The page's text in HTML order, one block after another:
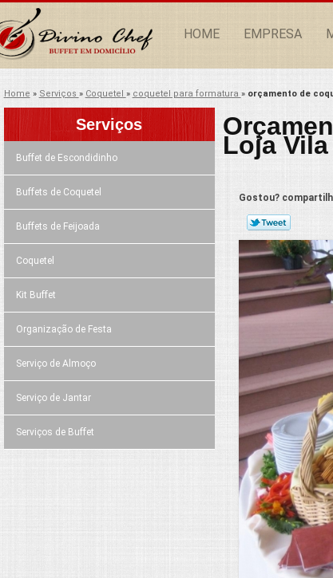
HOME EMPRESA
Home » Serviços » Coquetel » coquetel para formatura » orçamento de
Serviços
Buffet de Escondidinho
Buffets de Coquetel
Buffets de Feijoada
Coquetel
Kit Buffet
Organização de Festa
Serviço de Almoço
Serviço de Jantar
Serviços de Buffet
Loja
Gostou?